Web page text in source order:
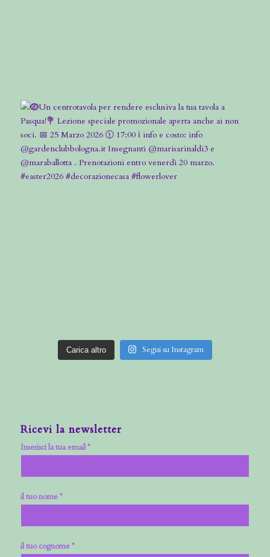
Carica altro Segui su Instagram
Ricevi la newsletter
Inserisci la tua email *
il tuo nome *
il tuo cognome *